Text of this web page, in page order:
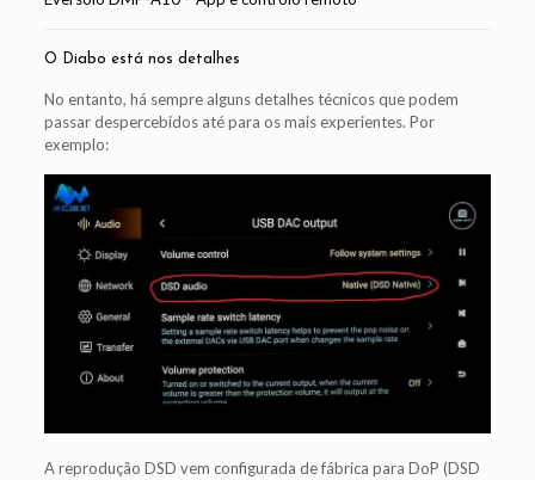
O Diabo está nos detalhes
No entanto, há sempre alguns detalhes técnicos que podem
passar despercebidos até para os mais experientes. Por
exemplo:
A reprodução DSD vem configurada de fábrica para DoP (DSD